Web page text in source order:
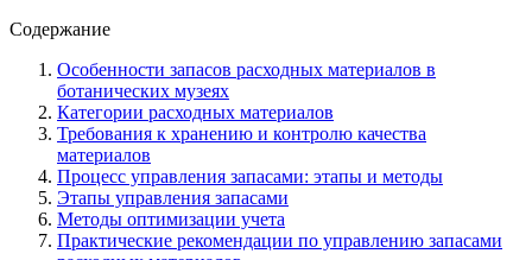
Содержание
Особенности запасов расходных материалов в
ботанических музеях
Категории расходных материалов
Требования к хранению и контролю качества
материалов
Процесс управления запасами: этапы и методы
Этапы управления запасами
Методы оптимизации учета
Практические рекомендации по управлению запасами